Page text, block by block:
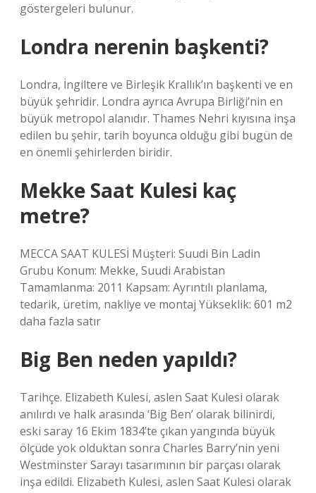
göstergeleri bulunur.
Londra nerenin başkenti?
Londra, İngiltere ve Birleşik Krallık’ın başkenti ve en
büyük şehridir. Londra ayrıca Avrupa Birliği’nin en
büyük metropol alanıdır. Thames Nehri kıyısına inşa
edilen bu şehir, tarih boyunca olduğu gibi bugün de
en önemli şehirlerden biridir.
Mekke Saat Kulesi kaç
metre?
MECCA SAAT KULESİ Müşteri: Suudi Bin Ladin
Grubu Konum: Mekke, Suudi Arabistan
Tamamlanma: 2011 Kapsam: Ayrıntılı planlama,
tedarik, üretim, nakliye ve montaj Yükseklik: 601 m2
daha fazla satır
Big Ben neden yapıldı?
Tarihçe. Elizabeth Kulesi, aslen Saat Kulesi olarak
anılırdı ve halk arasında ‘Big Ben’ olarak bilinirdi,
eski saray 16 Ekim 1834’te çıkan yangında büyük
ölçüde yok olduktan sonra Charles Barry’nin yeni
Westminster Sarayı tasarımının bir parçası olarak
inşa edildi. Elizabeth Kulesi, aslen Saat Kulesi olarak